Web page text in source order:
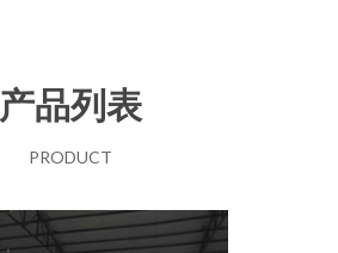
产品列表
PRODUCT